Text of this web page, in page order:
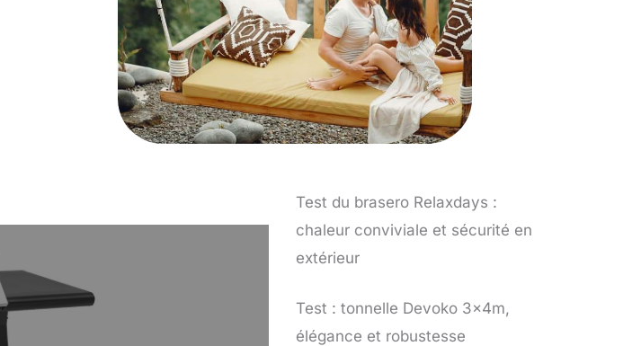
Test du brasero Relaxdays :
chaleur conviviale et sécurité en
extérieur
Test : tonnelle Devoko 3x4m,
élégance et robustesse